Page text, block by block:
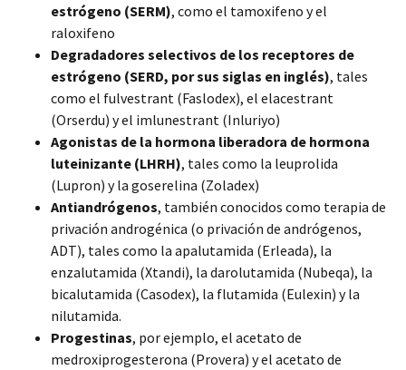
estrógeno (SERM), como el tamoxifeno y el
raloxifeno
Degradadores selectivos de los receptores de
estrógeno (SERD, por sus siglas en inglés), tales
como el fulvestrant (Faslodex), el elacestrant
(Orserdu) y el imlunestrant (Inluriyo)
Agonistas de la hormona liberadora de hormona
luteinizante (LHRH), tales como la leuprolida
(Lupron) y la goserelina (Zoladex)
Antiandrógenos, también conocidos como terapia de
privación androgénica (o privación de andrógenos,
ADT), tales como la apalutamida (Erleada), la
enzalutamida (Xtandi), la darolutamida (Nubeqa), la
bicalutamida (Casodex), la flutamida (Eulexin) y la
nilutamida.
Progestinas, por ejemplo, el acetato de
medroxiprogesterona (Provera) y el acetato de